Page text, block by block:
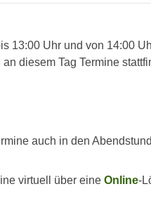
13:00 Uhr und von 14:00
diesem Tag Termine
auch in den
virtuell über eine Online-